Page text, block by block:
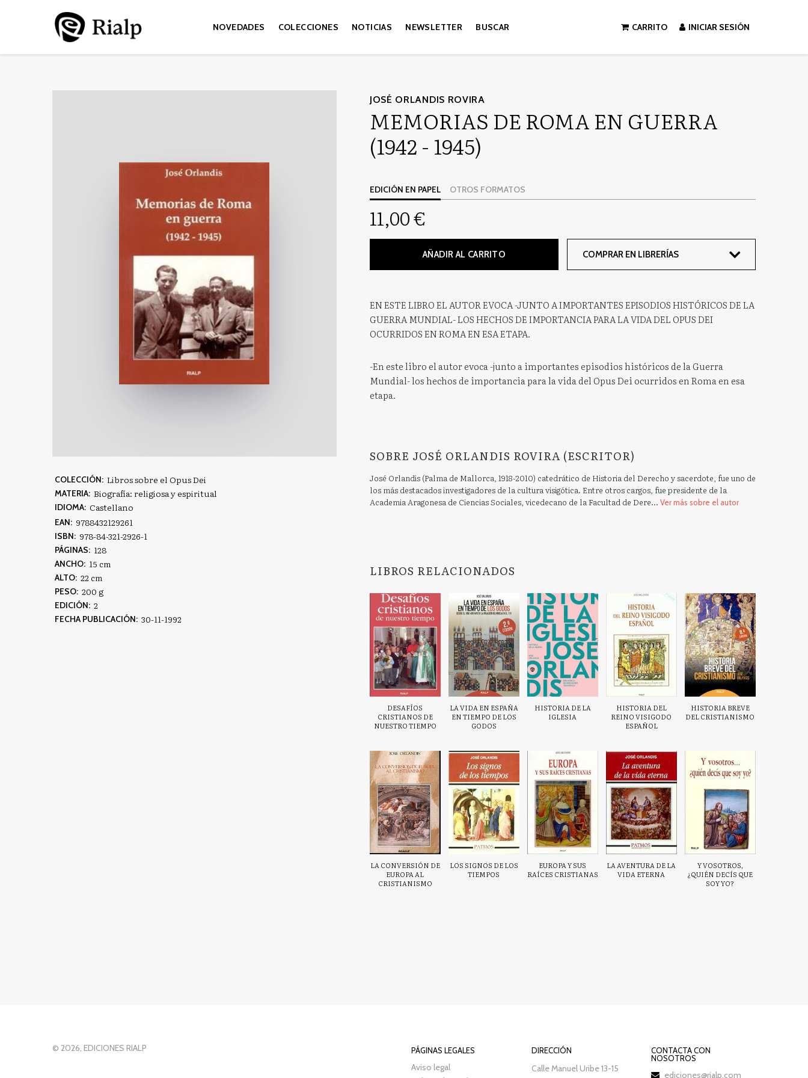
NOVEDADES COLECCIONES NOTICIAS NEWSLETTER BUSCAR CARRITO INICIAR SESIÓN
COLECCIÓN: Libros sobre el Opus Dei
MATERIA: Biografía: religiosa y espiritual
IDIOMA: Castellano
EAN: 9788432129261
ISBN: 978-84-321-2926-1
PÁGINAS: 128
ANCHO: 15 cm
ALTO: 22 cm
PESO: 200 g
EDICIÓN: 2
FECHA PUBLICACIÓN: 30-11-1992
JOSÉ ORLANDIS ROVIRA
MEMORIAS DE ROMA EN GUERRA
(1942 - 1945)
EDICIÓN EN PAPEL OTROS FORMATOS
11,00 €
AÑADIR AL CARRITO COMPRAR EN LIBRERÍAS
EN ESTE LIBRO EL AUTOR EVOCA -JUNTO A IMPORTANTES EPISODIOS HISTÓRICOS DE LA
GUERRA MUNDIAL- LOS HECHOS DE IMPORTANCIA PARA LA VIDA DEL OPUS DEI
OCURRIDOS EN ROMA EN ESA ETAPA.
-En este libro el autor evoca -junto a importantes episodios históricos de la Guerra
Mundial- los hechos de importancia para la vida del Opus Dei ocurridos en Roma en esa
etapa.
SOBRE JOSÉ ORLANDIS ROVIRA (ESCRITOR)
José Orlandis (Palma de Mallorca, 1918-2010) catedrático de Historia del Derecho y sacerdote, fue uno de
los más destacados investigadores de la cultura visigótica. Entre otros cargos, fue presidente de la
Academia Aragonesa de Ciencias Sociales, vicedecano de la Facultad de Dere... Ver más sobre el autor
LIBROS RELACIONADOS
DESAFÍOS
CRISTIANOS DE
NUESTRO TIEMPO
LA VIDA EN ESPAÑA
EN TIEMPO DE LOS
GODOS
HISTORIA DE LA
IGLESIA
HISTORIA DEL
REINO VISIGODO
ESPAÑOL
HISTORIA BREVE
DEL CRISTIANISMO
LA CONVERSIÓN DE
EUROPA AL
CRISTIANISMO
LOS SIGNOS DE LOS
TIEMPOS
EUROPA Y SUS
RAÍCES CRISTIANAS
LA AVENTURA DE LA
VIDA ETERNA
Y VOSOTROS,
¿QUIÉN DECÍS QUE
SOY YO?
© 2026, EDICIONES RIALP PÁGINAS LEGALES
Aviso legal
DIRECCIÓN
Calle Manuel Uribe 13-15
CONTACTA CON
NOSOTROS
ediciones@rialp.com